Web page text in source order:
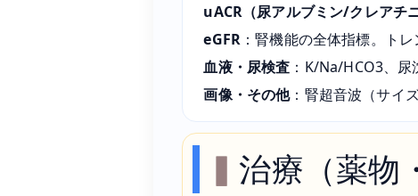
uACR（尿アルブミン/クレアチ
eGFR ：腎機能の全体指標。トレ
血液・尿検査 ：K/Na/HCO3、尿
画像・その他：腎超音波（サイ
治療（薬物